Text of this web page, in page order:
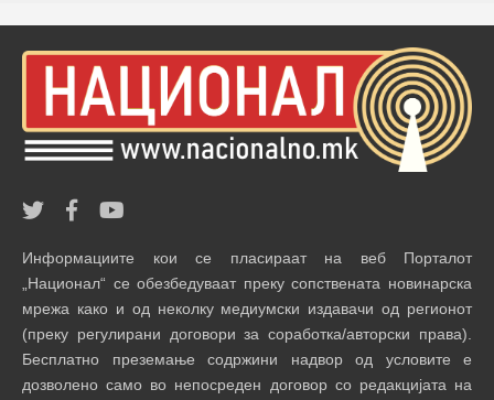
Информациите кои се пласираат на веб Порталот
„Национал“ се обезбедуваат преку сопствената новинарска
мрежа како и од неколку медиумски издавачи од регионот
(преку регулирани договори за соработка/авторски права).
Бесплатно преземање содржини надвор од условите е
дозволено само во непосреден договор со редакцијата на